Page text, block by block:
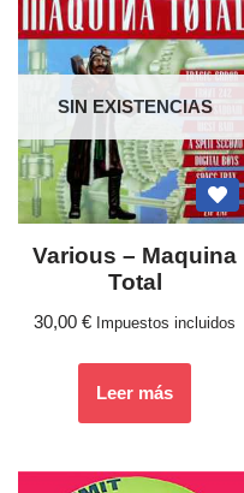
SIN EXISTENCIAS
Various ‎– Maquina
Total
30,00 € Impuestos incluidos
Leer más